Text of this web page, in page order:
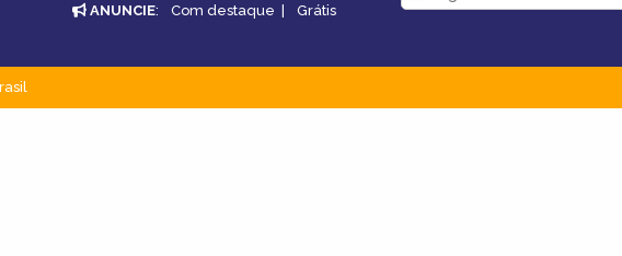
ANUNCIE: Com destaque | Grátis